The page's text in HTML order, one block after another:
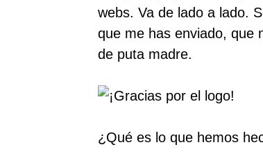
webs. Va de lado a lado.
que me has enviado, que
de puta madre.
¿Qué es lo que hemos